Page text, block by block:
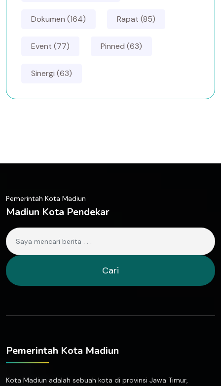
Dokumen (164) Rapat (85)
Event (77) Pinned (63)
Sinergi (63)
Pemerintah Kota Madiun
Madiun Kota Pendekar
Cari
Pemerintah Kota Madiun
Kota Madiun adalah sebuah kota di provinsi Jawa Timur,